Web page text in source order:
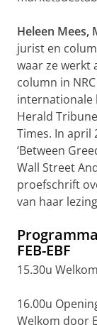
Heleen Mees,
jurist en
waar ze werkt
column in
internationale
Herald
Times. In april
‘Between
Wall Street
proefschrift
van haar
FEB-EBF
15.30u Welkom
16.00u
Welkom door